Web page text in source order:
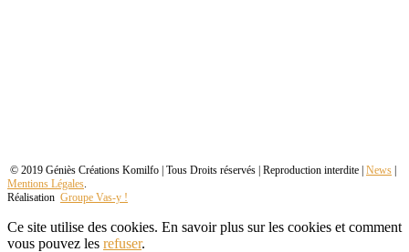
© 2019 Géniès Créations Komilfo | Tous Droits réservés | Reproduction interdite | News |
Mentions Légales.
Réalisation Groupe Vas-y !
Ce site utilise des cookies. En savoir plus sur les cookies et comment
vous pouvez les refuser.